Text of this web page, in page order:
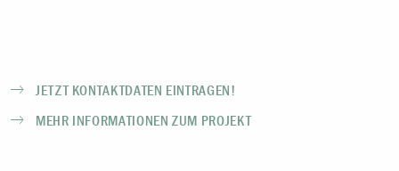
JETZT KONTAKTDATEN EINTRAGEN!
MEHR INFORMATIONEN ZUM PROJEKT